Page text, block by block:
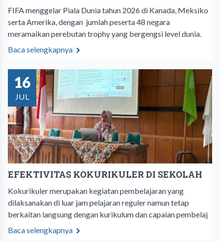
FIFA menggelar Piala Dunia tahun 2026 di Kanada, Meksiko
serta Amerika, dengan jumlah peserta 48 negara
meramaikan perebutan trophy yang bergengsi level dunia.
Baca selengkapnya
16
JUL
EFEKTIVITAS KOKURIKULER DI SEKOLAH
Kokurikuler merupakan kegiatan pembelajaran yang
dilaksanakan di luar jam pelajaran reguler namun tetap
berkaitan langsung dengan kurikulum dan capaian pembelaj
Baca selengkapnya